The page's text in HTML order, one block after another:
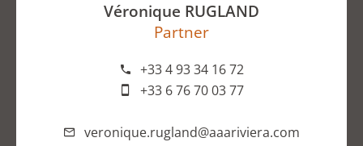
Véronique RUGLAND
Partner
+33 4 93 34 16 72
+33 6 76 70 03 77
veronique.rugland@aaariviera.com